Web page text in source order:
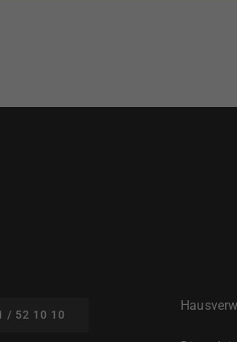
/ 52 10 10